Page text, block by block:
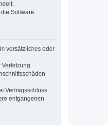
Software
vorsätzliches oder
Vertragsschluss
entgangenen